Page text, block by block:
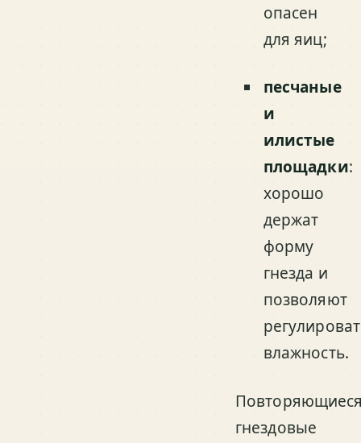
опасен
для яиц;
песчаные
и
илистые
площадки:
хорошо
держат
форму
гнезда и
позволяют
влажность.
гнездовые